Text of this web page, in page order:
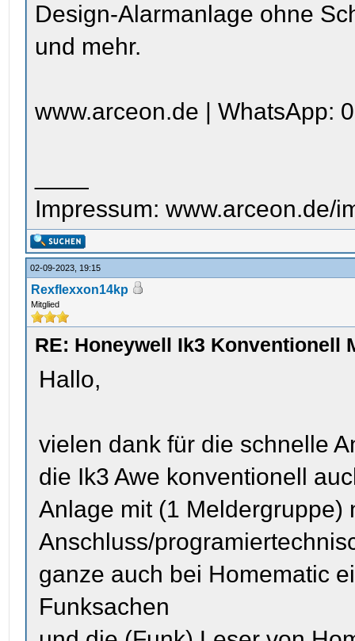
Design-Alarmanlage ohne
und mehr.
www.arceon.de | WhatsApp:
Impressum: www.arceon.de/
02-09-2023, 19:15
Rexflexxon14kp
Mitglied
RE: Honeywell Ik3 Konventionell
Hallo,
vielen dank für die schnelle
die Ik3 Awe konventionell
Anlage mit (1 Meldergruppe)
Anschluss/
ganze auch bei Homematic
Funksachen